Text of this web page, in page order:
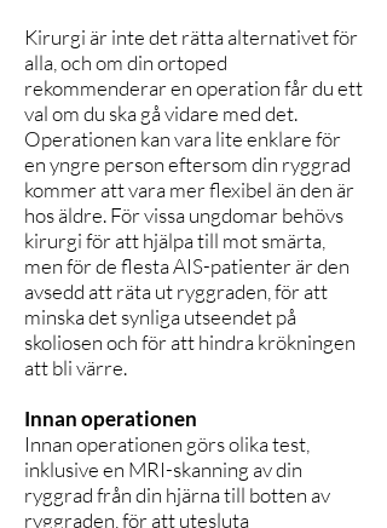
Kirurgi är inte det rätta alternativet för
alla, och om din ortoped
rekommenderar en operation får du ett
val om du ska gå vidare med det.
Operationen kan vara lite enklare för
en yngre person eftersom din ryggrad
kommer att vara mer flexibel än den är
hos äldre. För vissa ungdomar behövs
kirurgi för att hjälpa till mot smärta,
men för de flesta AIS-patienter är den
avsedd att räta ut ryggraden, för att
minska det synliga utseendet på
skoliosen och för att hindra krökningen
att bli värre.
Innan operationen
Innan operationen görs olika test,
inklusive en MRI-skanning av din
ryggrad från din hjärna till botten av
ryggraden, för att utesluta